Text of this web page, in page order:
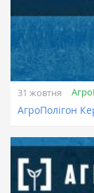
31 жовтня
АгроПолігон